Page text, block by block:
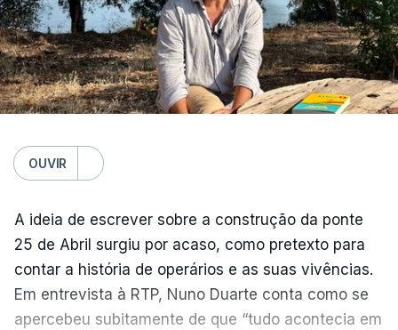
OUVIR
A ideia de escrever sobre a construção da ponte
25 de Abril surgiu por acaso, como pretexto para
contar a história de operários e as suas vivências.
Em entrevista à RTP, Nuno Duarte conta como se
apercebeu subitamente de que “tudo acontecia em